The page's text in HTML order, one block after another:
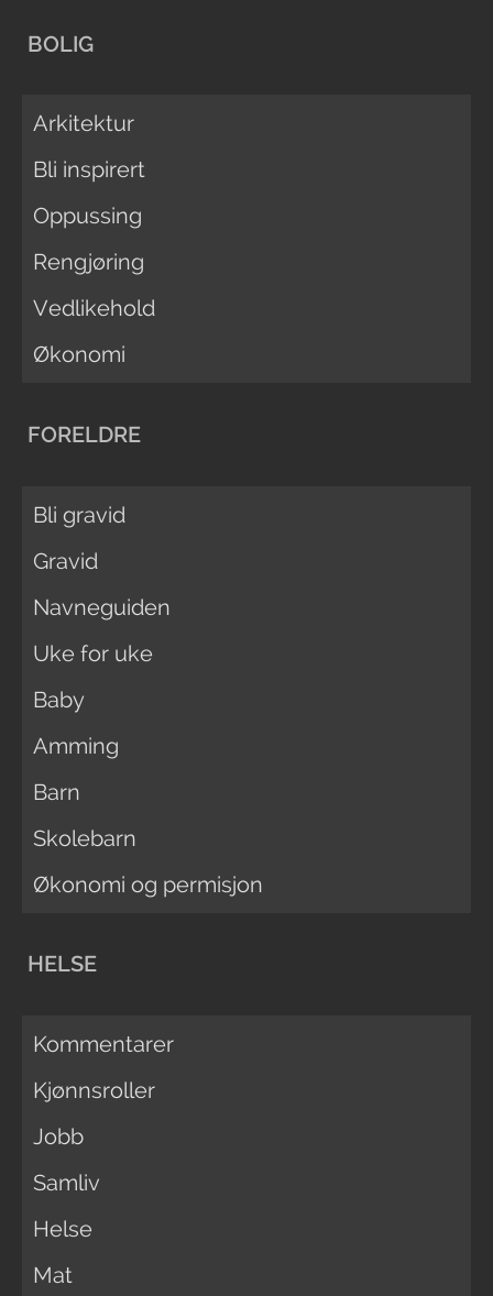
BOLIG
Arkitektur
Bli inspirert
Oppussing
Rengjøring
Vedlikehold
Økonomi
FORELDRE
Bli gravid
Gravid
Navneguiden
Uke for uke
Baby
Amming
Barn
Skolebarn
Økonomi og permisjon
HELSE
Kommentarer
Kjønnsroller
Jobb
Samliv
Helse
Mat